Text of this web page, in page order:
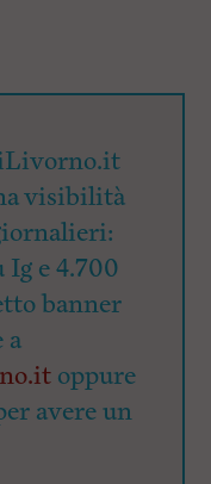
visibilità
Ig e 4.700
banner
a
oppure
avere un